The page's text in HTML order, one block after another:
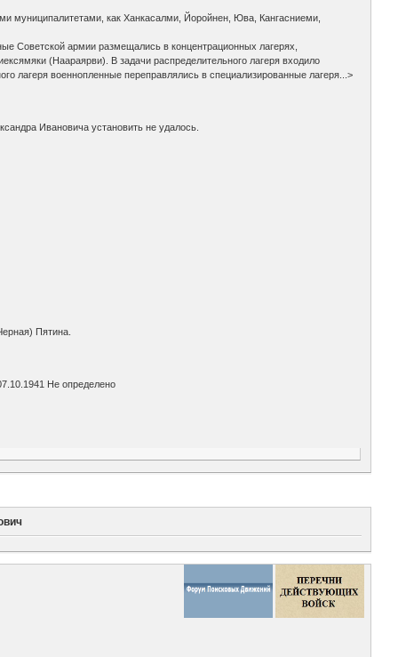
муниципалитетами, как Ханкасалми, Йоройнен, Юва, Кангасниеми,
Советской армии размещались в концентрационных лагерях,
(Наараярви). В задачи распределительного лагеря входило
лагеря военнопленные переправлялись в специализированные лагеря...>
Ивановича установить не удалось.
Пятина.
Не определено